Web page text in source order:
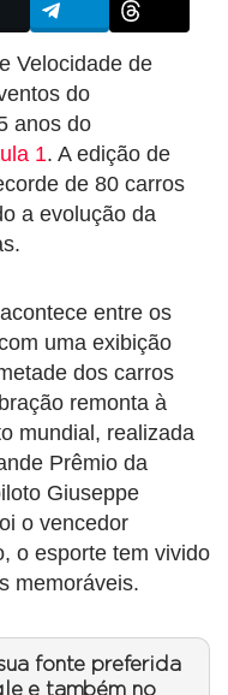
Velocidade de
do
anos do
1. A edição de
de 80 carros
a evolução da
entre os
uma exibição
dos carros
remonta à
mundial, realizada
Prêmio da
Giuseppe
o vencedor
o esporte tem vivido
memoráveis.
fonte preferida
e também no